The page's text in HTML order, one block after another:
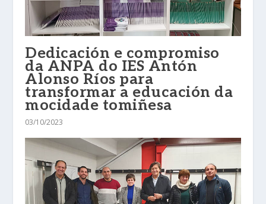
Dedicación e compromiso
da ANPA do IES Antón
Alonso Ríos para
transformar a educación da
mocidade tomiñesa
03/10/2023